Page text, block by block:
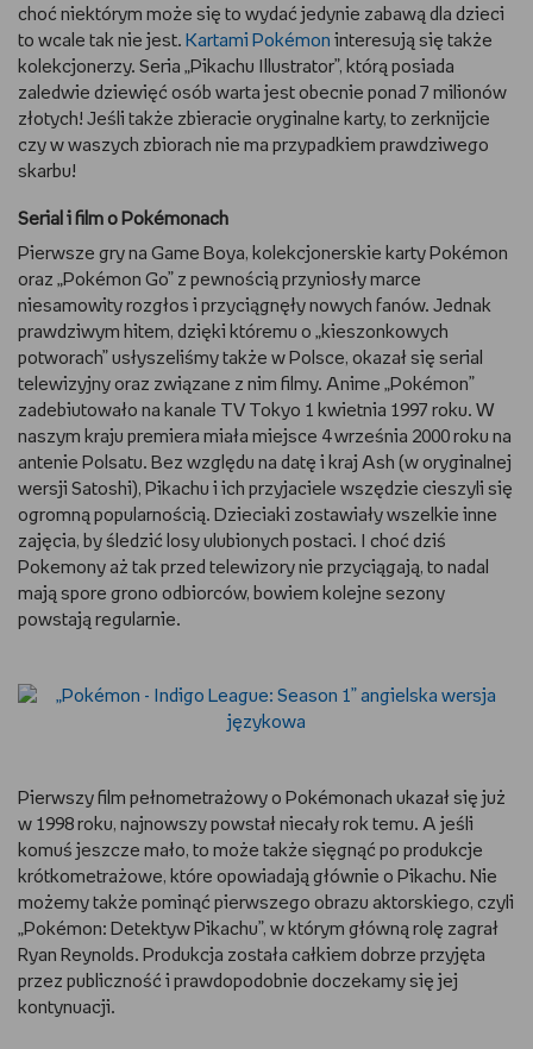
choć niektórym może się to wydać jedynie zabawą dla dzieci
to wcale tak nie jest. Kartami Pokémon interesują się także
kolekcjonerzy. Seria „Pikachu Illustrator”, którą posiada
zaledwie dziewięć osób warta jest obecnie ponad 7 milionów
złotych! Jeśli także zbieracie oryginalne karty, to zerknijcie
czy w waszych zbiorach nie ma przypadkiem prawdziwego
skarbu!
Serial i film o Pokémonach
Pierwsze gry na Game Boya, kolekcjonerskie karty Pokémon
oraz „Pokémon Go” z pewnością przyniosły marce
niesamowity rozgłos i przyciągnęły nowych fanów. Jednak
prawdziwym hitem, dzięki któremu o „kieszonkowych
potworach” usłyszeliśmy także w Polsce, okazał się serial
telewizyjny oraz związane z nim filmy. Anime „Pokémon”
zadebiutowało na kanale TV Tokyo 1 kwietnia 1997 roku. W
naszym kraju premiera miała miejsce 4 września 2000 roku na
antenie Polsatu. Bez względu na datę i kraj Ash (w oryginalnej
wersji Satoshi), Pikachu i ich przyjaciele wszędzie cieszyli się
ogromną popularnością. Dzieciaki zostawiały wszelkie inne
zajęcia, by śledzić losy ulubionych postaci. I choć dziś
Pokemony aż tak przed telewizory nie przyciągają, to nadal
mają spore grono odbiorców, bowiem kolejne sezony
powstają regularnie.
Pierwszy film pełnometrażowy o Pokémonach ukazał się już
w 1998 roku, najnowszy powstał niecały rok temu. A jeśli
komuś jeszcze mało, to może także sięgnąć po produkcje
krótkometrażowe, które opowiadają głównie o Pikachu. Nie
możemy także pominąć pierwszego obrazu aktorskiego, czyli
„Pokémon: Detektyw Pikachu”, w którym główną rolę zagrał
Ryan Reynolds. Produkcja została całkiem dobrze przyjęta
przez publiczność i prawdopodobnie doczekamy się jej
kontynuacji.